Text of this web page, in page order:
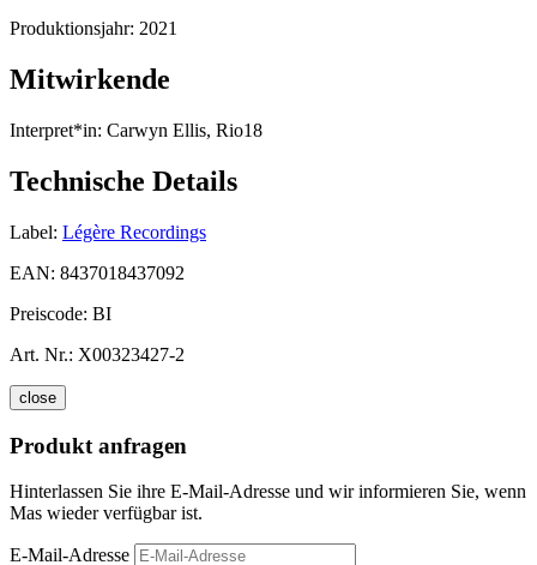
Produktionsjahr: 2021
Mitwirkende
Interpret*in: Carwyn Ellis, Rio18
Technische Details
Label: Légère Recordings
EAN: 8437018437092
Preiscode: BI
Art. Nr.: X00323427-2
close
Produkt anfragen
Hinterlassen Sie ihre E-Mail-Adresse und wir informieren Sie, wenn
Mas wieder verfügbar ist.
E-Mail-Adresse